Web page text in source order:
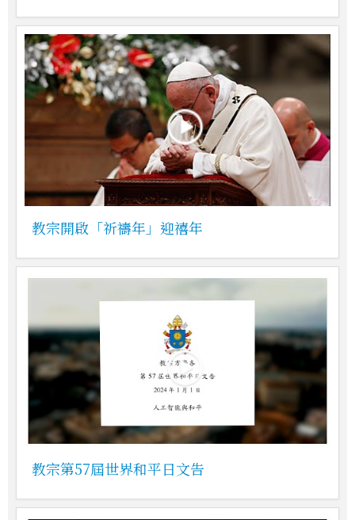
教宗開啟「祈禱年」迎禧年
教宗第57屆世界和平日文告